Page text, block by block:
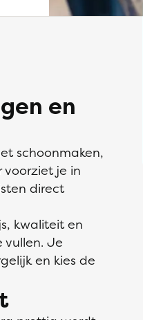
en
schoonmaken,
voorziet je in
direct
kwaliteit en
vullen. Je
en kies de